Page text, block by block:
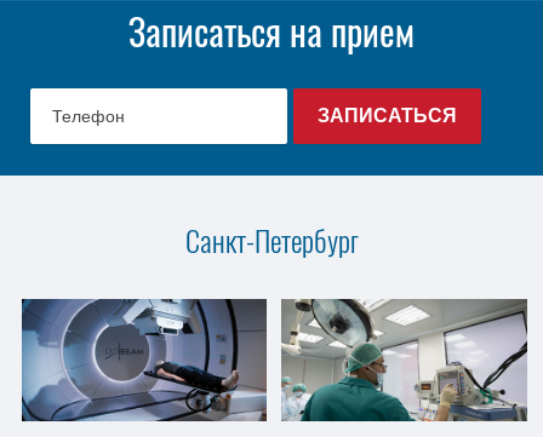
Записаться на прием
Санкт-Петербург